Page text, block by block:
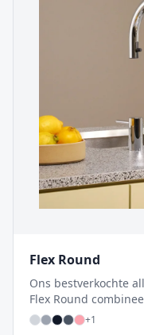
Flex Round
Ons bestverkochte
Flex Round
een unieke
innovatieve kokend-
+1